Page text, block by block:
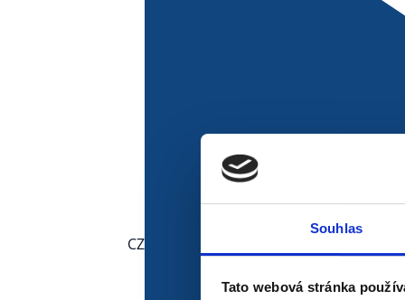
Souhlas
Tato webová stránka
CZ
Do toho vstupují
zpracovává více
Pokud
a finance, roste